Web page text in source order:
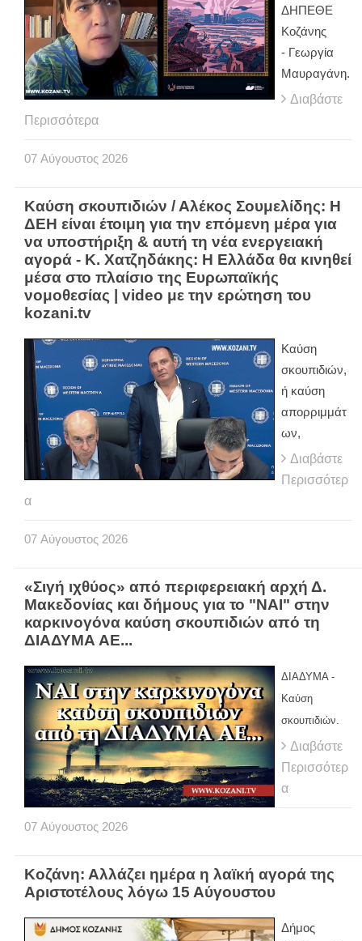
ΔΗΠΕΘΕ
Κοζάνης
- Γεωργία
Μαυραγάνη.
Διαβάστε
Περισσότερα
07 Αύγουστος 2026
Καύση σκουπιδιών / Αλέκος Σουμελίδης: Η
ΔΕΗ είναι έτοιμη για την επόμενη μέρα για
να υποστήριξη & αυτή τη νέα ενεργειακή
αγορά - Κ. Χατζηδάκης: Η Ελλάδα θα κινηθεί
μέσα στο πλαίσιο της Ευρωπαϊκής
νομοθεσίας | video με την ερώτηση του
kozani.tv
Καύση
σκουπιδιών,
ή καύση
απορριμμάτ
ων,
Διαβάστε
Περισσότερ
α
07 Αύγουστος 2026
«Σιγή ιχθύος» από περιφερειακή αρχή Δ.
Μακεδονίας και δήμους για το "ΝΑΙ" στην
καρκινογόνα καύση σκουπιδιών από τη
ΔΙΑΔΥΜΑ ΑΕ...
ΔΙΑΔΥΜΑ -
Καύση
σκουπιδιών.
Διαβάστε
Περισσότερ
α
07 Αύγουστος 2026
Κοζάνη: Αλλάζει ημέρα η λαϊκή αγορά της
Αριστοτέλους λόγω 15 Αύγουστου
Δήμος